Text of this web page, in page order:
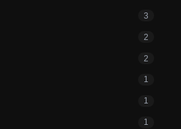
3
2
2
1
1
1